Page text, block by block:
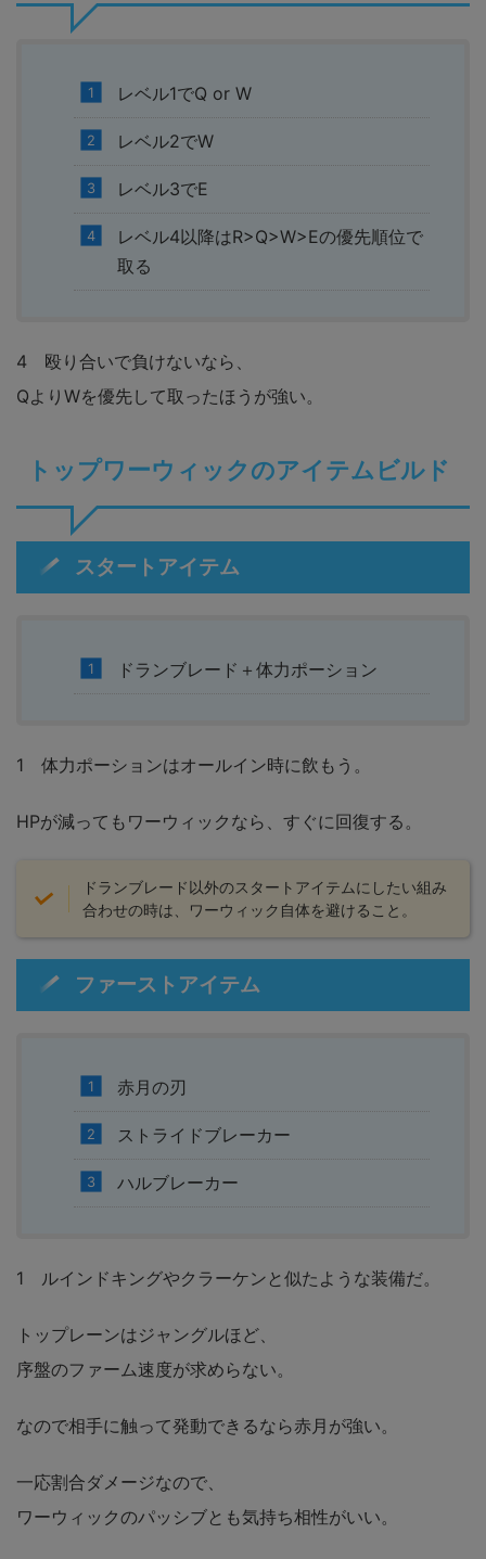
レベル1でQ or W
レベル2でW
レベル3でE
レベル4以降はR>Q>W>Eの優先順位で
取る
4 殴り合いで負けないなら、
QよりWを優先して取ったほうが強い。
トップワーウィックのアイテムビルド
スタートアイテム
ドランブレード＋体力ポーション
1 体力ポーションはオールイン時に飲もう。
HPが減ってもワーウィックなら、すぐに回復する。
ドランブレード以外のスタートアイテムにしたい組み
合わせの時は、ワーウィック自体を避けること。
ファーストアイテム
赤月の刃
ストライドブレーカー
ハルブレーカー
1 ルインドキングやクラーケンと似たような装備だ。
トップレーンはジャングルほど、
序盤のファーム速度が求めらない。
なので相手に触って発動できるなら赤月が強い。
一応割合ダメージなので、
ワーウィックのパッシブとも気持ち相性がいい。